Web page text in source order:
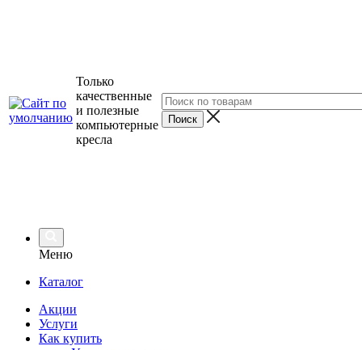
Только
качественные
и полезные
компьютерные
кресла
Меню
Каталог
Акции
Услуги
Как купить